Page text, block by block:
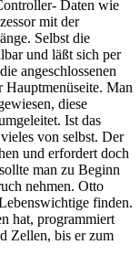
Daten wie
mit der
Selbst die
und läßt sich per
angeschlossenen
Hauptmenüseite. Man
diese
Ist das
von selbst. Der
und erfordert doch
man zu Beginn
nehmen. Otto
finden.
hat, programmiert
Zellen, bis er zum